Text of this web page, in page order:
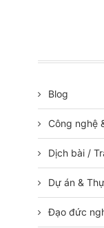
Blog
Công nghệ
Dịch bài /
Dự án &
Đạo đức